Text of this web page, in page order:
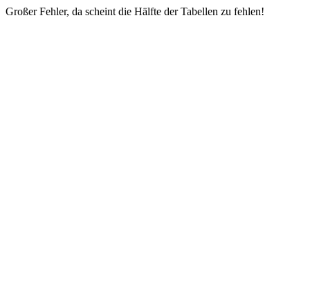
Großer Fehler, da scheint die Hälfte der Tabellen zu fehlen!